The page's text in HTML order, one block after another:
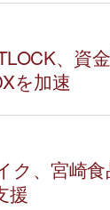
、資
を加速
ク、宮崎
援